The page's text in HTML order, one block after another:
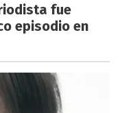
fue
episodio en